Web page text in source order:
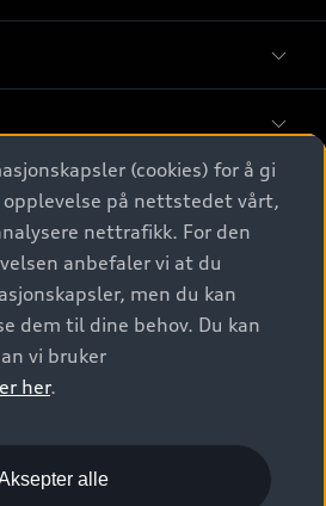
All Rights Reserved.
(cookies) for å gi
på nettstedet vårt,
nettrafikk. For den
anbefaler vi at du
men du kan
dem til dine behov. Du kan
vi bruker
her.
alle